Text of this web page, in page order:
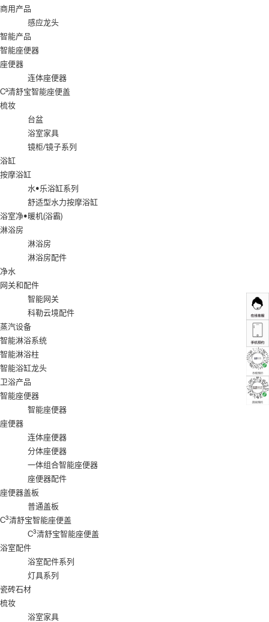
商用产品
感应龙头
智能产品
智能座便器
座便器
连体座便器
C³清舒宝智能座便盖
梳妆
台盆
浴室家具
镜柜/镜子系列
浴缸
按摩浴缸
水•乐浴缸系列
舒适型水力按摩浴缸
浴室净•暖机(浴霸)
淋浴房
淋浴房
淋浴房配件
净水
网关和配件
智能网关
科勒云境配件
蒸汽设备
智能淋浴系统
智能淋浴柱
智能浴缸龙头
卫浴产品
智能座便器
智能座便器
座便器
连体座便器
分体座便器
一体组合智能座便器
座便器配件
座便器盖板
普通盖板
C3清舒宝智能座便盖
C3清舒宝智能座便盖
浴室配件
浴室配件系列
灯具系列
瓷砖石材
梳妆
浴室家具